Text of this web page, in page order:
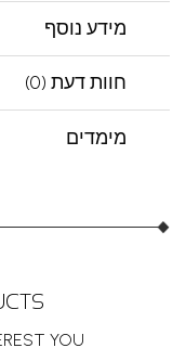
מידע נוסף
חוות דעת (0)
מימדים
YOU